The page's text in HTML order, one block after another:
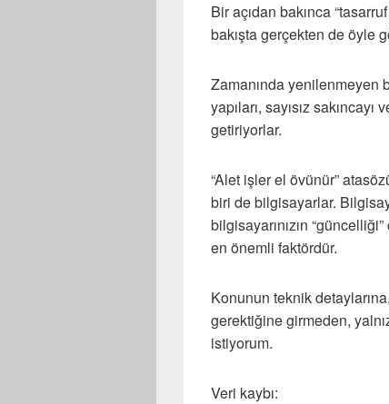
Bir açıdan bakınca
bakışta gerçekten de öyle
Zamanında yenilenmeyen
yapıları, sayısız
getiriyorlar.
“Alet işler el övünür”
biri de bilgisayarlar.
bilgisayarınızın
en önemli faktördür.
Konunun teknik
gerektiğine girmeden,
istiyorum.
Veri kaybı: